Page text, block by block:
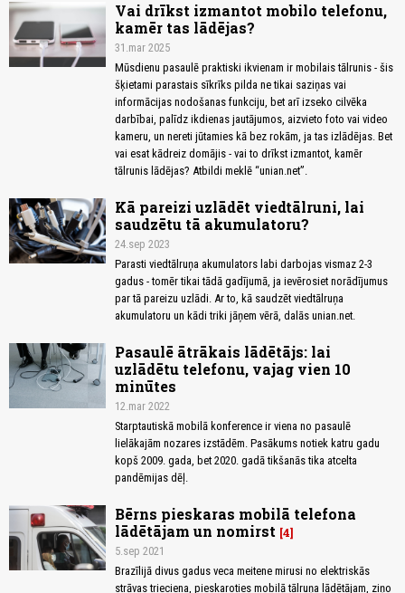
Vai drīkst izmantot mobilo telefonu,
kamēr tas lādējas?
31.mar 2025
Mūsdienu pasaulē praktiski ikvienam ir mobilais tālrunis - šis
šķietami parastais sīkrīks pilda ne tikai saziņas vai
informācijas nodošanas funkciju, bet arī izseko cilvēka
darbībai, palīdz ikdienas jautājumos, aizvieto foto vai video
kameru, un nereti jūtamies kā bez rokām, ja tas izlādējas. Bet
vai esat kādreiz domājis - vai to drīkst izmantot, kamēr
tālrunis lādējas? Atbildi meklē “unian.net”.
Kā pareizi uzlādēt viedtālruni, lai
saudzētu tā akumulatoru?
24.sep 2023
Parasti viedtālruņa akumulators labi darbojas vismaz 2-3
gadus - tomēr tikai tādā gadījumā, ja ievērosiet norādījumus
par tā pareizu uzlādi. Ar to, kā saudzēt viedtālruņa
akumulatoru un kādi triki jāņem vērā, dalās unian.net.
Pasaulē ātrākais lādētājs: lai
uzlādētu telefonu, vajag vien 10
minūtes
12.mar 2022
Starptautiskā mobilā konference ir viena no pasaulē
lielākajām nozares izstādēm. Pasākums notiek katru gadu
kopš 2009. gada, bet 2020. gadā tikšanās tika atcelta
pandēmijas dēļ.
Bērns pieskaras mobilā telefona
lādētājam un nomirst 4
5.sep 2021
Brazīlijā divus gadus veca meitene mirusi no elektriskās
strāvas trieciena, pieskaroties mobilā tālruņa lādētājam, ziņo